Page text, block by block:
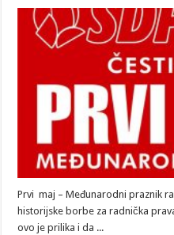
Prvi maj – Međunarodni praznik
historijske borbe za radnička
ovo je prilika i da ...